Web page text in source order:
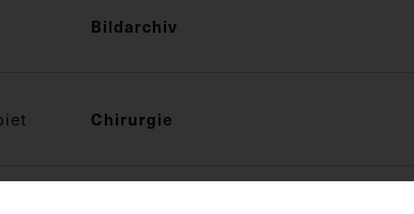
Bildarchiv
Chirurgie